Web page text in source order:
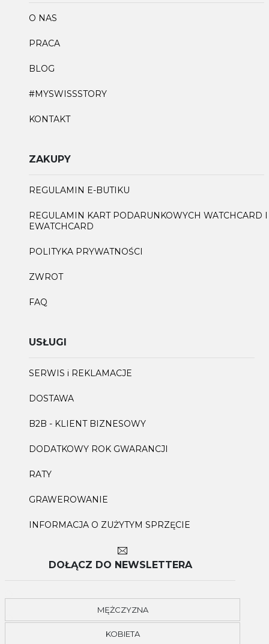
O NAS
PRACA
BLOG
#MYSWISSSTORY
KONTAKT
ZAKUPY
REGULAMIN E-BUTIKU
REGULAMIN KART PODARUNKOWYCH WATCHCARD I
EWATCHCARD
POLITYKA PRYWATNOŚCI
ZWROT
FAQ
USŁUGI
SERWIS i REKLAMACJE
DOSTAWA
B2B - KLIENT BIZNESOWY
DODATKOWY ROK GWARANCJI
RATY
GRAWEROWANIE
INFORMACJA O ZUŻYTYM SPRZĘCIE
DOŁĄCZ DO NEWSLETTERA
MĘŻCZYZNA
KOBIETA